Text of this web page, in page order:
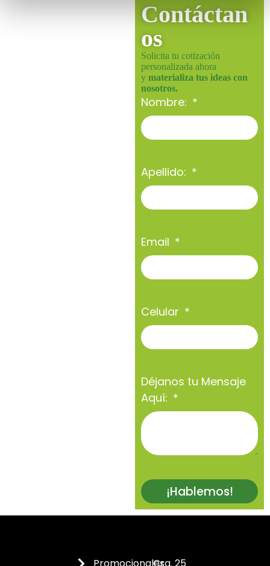
Contáctan
os
Solicita tu cotización
personalizada ahora
y materializa tus ideas con
nosotros.
Nombre:
Apellido:
Email
Celular
Déjanos tu Mensaje
Aquí:
¡Hablemos!